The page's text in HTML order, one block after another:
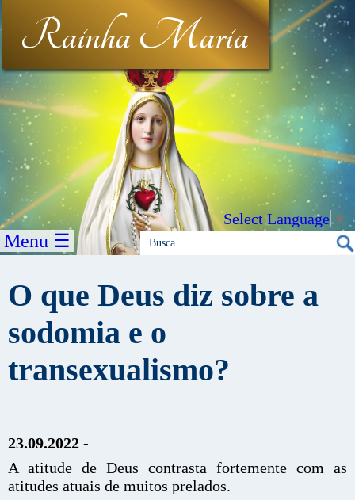
Rainha Maria
Select Language▼
Menu ☰
O que Deus diz sobre a
sodomia e o
transexualismo?
23.09.2022 -
A atitude de Deus contrasta fortemente com as
atitudes atuais de muitos prelados.